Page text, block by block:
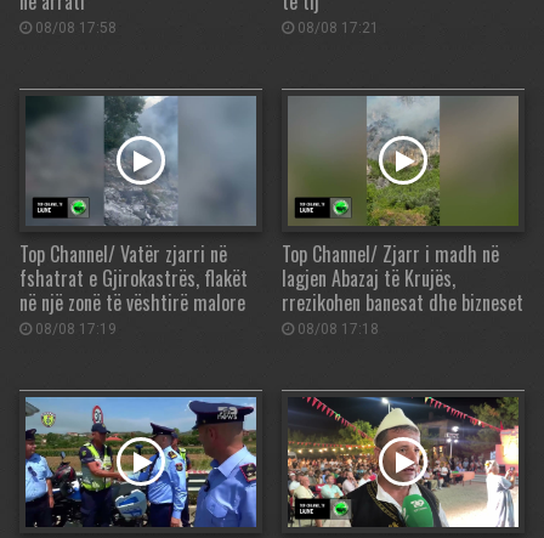
08/08 17:58 08/08 17:21
Top Channel/ Vatër zjarri në
fshatrat e Gjirokastrës, flakët
në një zonë të vështirë malore
08/08 17:19
Top Channel/ Zjarr i madh në
lagjen Abazaj të Krujës,
rrezikohen banesat dhe bizneset
08/08 17:18